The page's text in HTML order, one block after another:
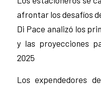
afrontar los desafíos
Di Pace analizó los
y las proyecciones
2025
Los expendedores